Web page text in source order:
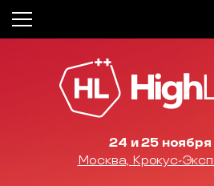
24 и 25
Москва, Крокус-